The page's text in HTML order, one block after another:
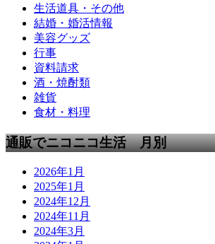
生活道具・その他
結婚・婚活情報
美容グッズ
行事
資料請求
酒・焼酎類
雑貨
食材・料理
通販でニコニコ生活 月別
2026年1月
2025年1月
2024年12月
2024年11月
2024年3月